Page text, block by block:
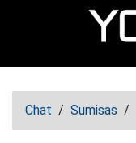
Chat / Sumisas /